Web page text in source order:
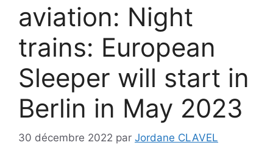
aviation: Night
trains: European
Sleeper will start in
Berlin in May 2023
30 décembre 2022 par Jordane CLAVEL